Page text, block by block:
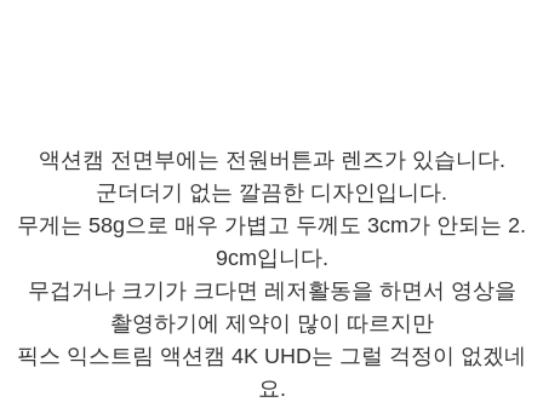
액션캠 전면부에는 전원버튼과 렌즈가 있습니다.
군더더기 없는 깔끔한 디자인입니다.
무게는 58g으로 매우 가볍고 두께도 3cm가 안되는 2.
9cm입니다.
무겁거나 크기가 크다면 레저활동을 하면서 영상을
촬영하기에 제약이 많이 따르지만
픽스 익스트림 액션캠 4K UHD는 그럴 걱정이 없겠네
요.